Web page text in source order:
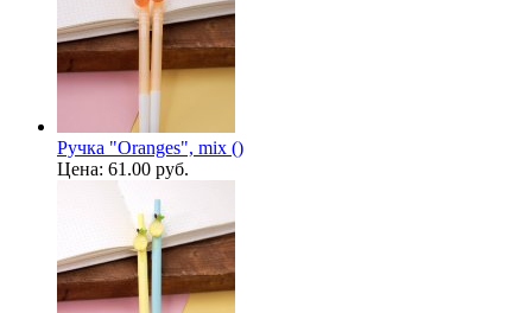
Ручка "Oranges", mix ()
Цена: 61.00 руб.